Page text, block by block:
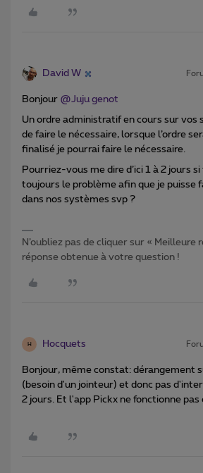
David W
Bonjour @Juju genot
Un ordre administratif en cours sur vos
de faire le nécessaire, lorsque l’ordre
finalisé je pourrai faire le nécessaire.
Pourriez-vous me dire d’ici 1 à 2 jours
toujours le problème afin que je puisse
dans nos systèmes svp ?
N’oubliez pas de cliquer sur « Meilleure
réponse obtenue à votre question !
H Hocquets
Bonjour, même constat: dérangement
(besoin d'un jointeur) et donc pas
2 jours. Et l'app Pickx ne fonctionne pas